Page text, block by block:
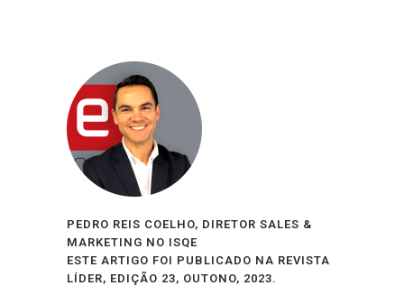
PEDRO REIS COELHO, DIRETOR SALES &
MARKETING NO ISQE
ESTE ARTIGO FOI PUBLICADO NA REVISTA
LÍDER, EDIÇÃO 23, OUTONO, 2023.